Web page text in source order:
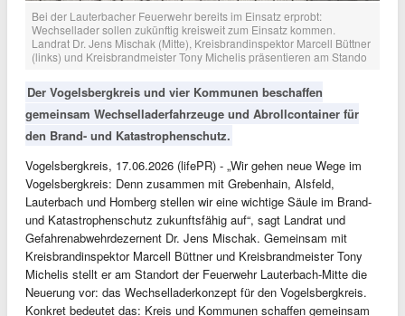
Bei der Lauterbacher Feuerwehr bereits im Einsatz erprobt:
Wechsellader sollen zukünftig kreisweit zum Einsatz kommen.
Landrat Dr. Jens Mischak (Mitte), Kreisbrandinspektor Marcell Büttner
(links) und Kreisbrandmeister Tony Michelis präsentieren am Stando
Der Vogelsbergkreis und vier Kommunen beschaffen
gemeinsam Wechselladerfahrzeuge und Abrollcontainer für
den Brand- und Katastrophenschutz.
Vogelsbergkreis, 17.06.2026 (lifePR) - „Wir gehen neue Wege im
Vogelsbergkreis: Denn zusammen mit Grebenhain, Alsfeld,
Lauterbach und Homberg stellen wir eine wichtige Säule im Brand-
und Katastrophenschutz zukunftsfähig auf“, sagt Landrat und
Gefahrenabwehrdezernent Dr. Jens Mischak. Gemeinsam mit
Kreisbrandinspektor Marcell Büttner und Kreisbrandmeister Tony
Michelis stellt er am Standort der Feuerwehr Lauterbach-Mitte die
Neuerung vor: das Wechselladerkonzept für den Vogelsbergkreis.
Konkret bedeutet das: Kreis und Kommunen schaffen gemeinsam